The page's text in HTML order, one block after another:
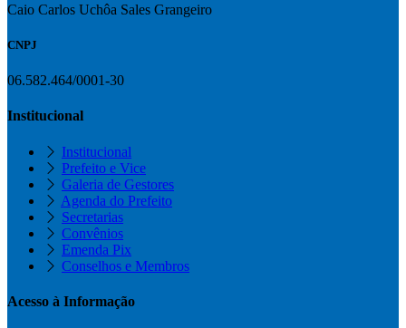
Caio Carlos Uchôa Sales Grangeiro
CNPJ
06.582.464/0001-30
Institucional
Institucional
Prefeito e Vice
Galeria de Gestores
Agenda do Prefeito
Secretarias
Convênios
Emenda Pix
Conselhos e Membros
Acesso à Informação